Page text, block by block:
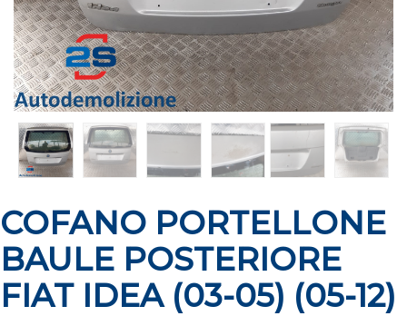
COFANO PORTELLONE
BAULE POSTERIORE
FIAT IDEA (03-05) (05-12)